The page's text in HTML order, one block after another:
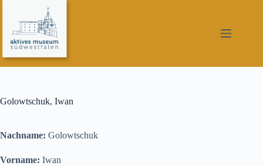
springen
Golowtschuk, Iwan
Nachname: Golowtschuk
Vorname: Iwan